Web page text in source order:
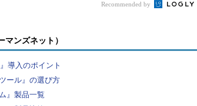
Recommended by
ンズネット）
導入のポイント
ール』の選び方
』製品一覧